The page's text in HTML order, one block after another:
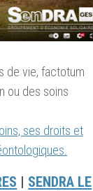
de vie, factotum
ou des soins
ses droits et
| SENDRA LE